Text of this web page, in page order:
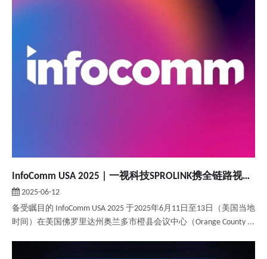
InfoComm USA 2025 | 一视科技SPROLINK携全链路视听解决方案惊艳北美！
2025-06-12
备受瞩目的 InfoComm USA 2025 于2025年6月11日至13日（美国当地
时间）在美国佛罗里达州奥兰多市橙县会议中心（Orange County ...